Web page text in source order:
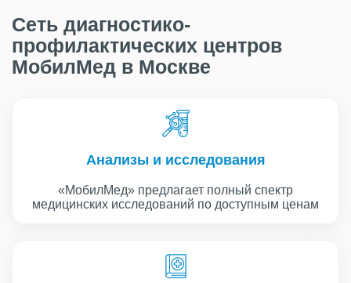
Сеть диагностико-
профилактических центров
МобилМед в Москве
Анализы и исследования
«МобилМед» предлагает полный спектр
медицинских исследований по доступным ценам